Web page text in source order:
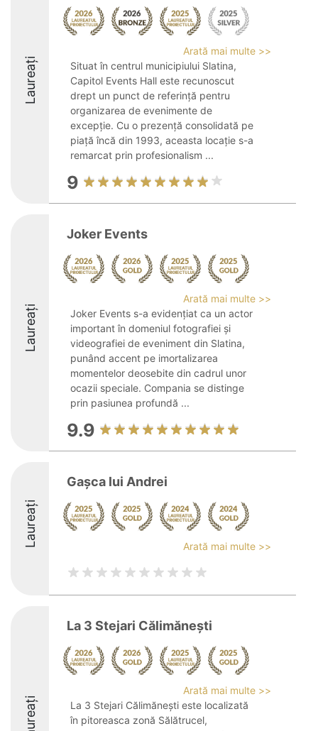
Laureați
Arată mai multe >>
Situat în centrul municipiului Slatina,
Capitol Events Hall este recunoscut
drept un punct de referință pentru
organizarea de evenimente de
excepție. Cu o prezență consolidată pe
piață încă din 1993, aceasta locație s-a
remarcat prin profesionalism ...
9
Laureați
Joker Events
Arată mai multe >>
Joker Events s-a evidențiat ca un actor
important în domeniul fotografiei și
videografiei de eveniment din Slatina,
punând accent pe imortalizarea
momentelor deosebite din cadrul unor
ocazii speciale. Compania se distinge
prin pasiunea profundă ...
9.9
Laureați
Gașca lui Andrei
Arată mai multe >>
Laureați
La 3 Stejari Călimănești
Arată mai multe >>
La 3 Stejari Călimănești este localizată
în pitoreasca zonă Sălătrucel,